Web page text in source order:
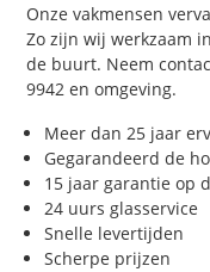
Onze vakmensen
Zo zijn wij werkzaam
de buurt. Neem
9942 en omgeving.
Meer dan 25 jaar
Gegarandeerd de
15 jaar garantie op
24 uurs glasservice
Snelle levertijden
Scherpe prijzen